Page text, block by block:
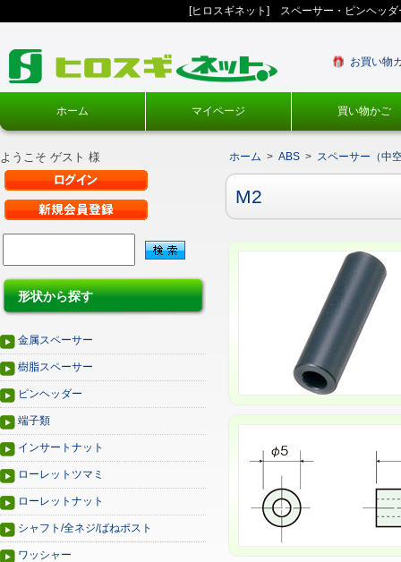
[ヒロスギネット] スペーサー・ピンヘッ
お買い物
ホーム マイページ 買い物かご
ようこそ ゲスト 様
形状から探す
金属スペーサー
樹脂スペーサー
ピンヘッダー
端子類
インサートナット
ローレットツマミ
ローレットナット
シャフト/全ネジ/ばねポスト
ワッシャー
ホーム > ABS > スペーサー（中
M2